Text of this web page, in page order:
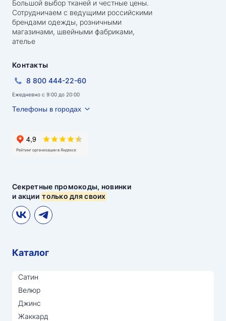
Большой выбор тканей и честные цены.
Сотрудничаем с ведущими российскими
брендами одежды, розничными
магазинами, швейными фабриками,
ателье
Секретные промокоды, новинки
и акциитолько для своих
Контакты
8 800 444-22-60
Ежедневно с 9:00 до 20:00
Телефоны в городах
Каталог
Сатин
Велюр
Джинс
Жаккард